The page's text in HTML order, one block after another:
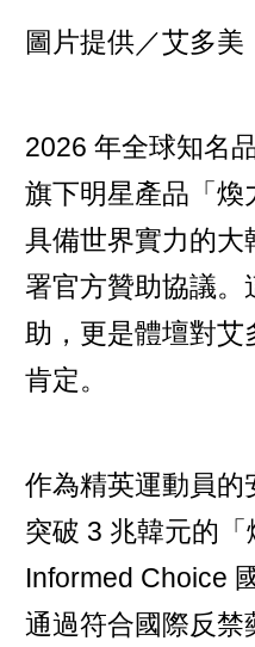
圖片提供／艾多美
2026 年全球知名
旗下明星產品「煥
具備世界實力的大
署官方贊助協議。
助，更是體壇對艾
肯定。
作為精英運動員的
突破 3 兆韓元的
Informed Choice
通過符合國際反禁